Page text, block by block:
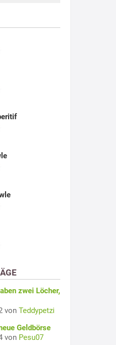
zwei Löcher,
von Teddypetzi
Geldbörse
von Pesu07